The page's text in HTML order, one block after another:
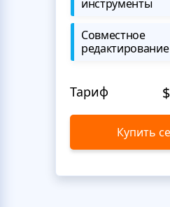
инструменты
Совместное
редактирование
Тариф
Купить